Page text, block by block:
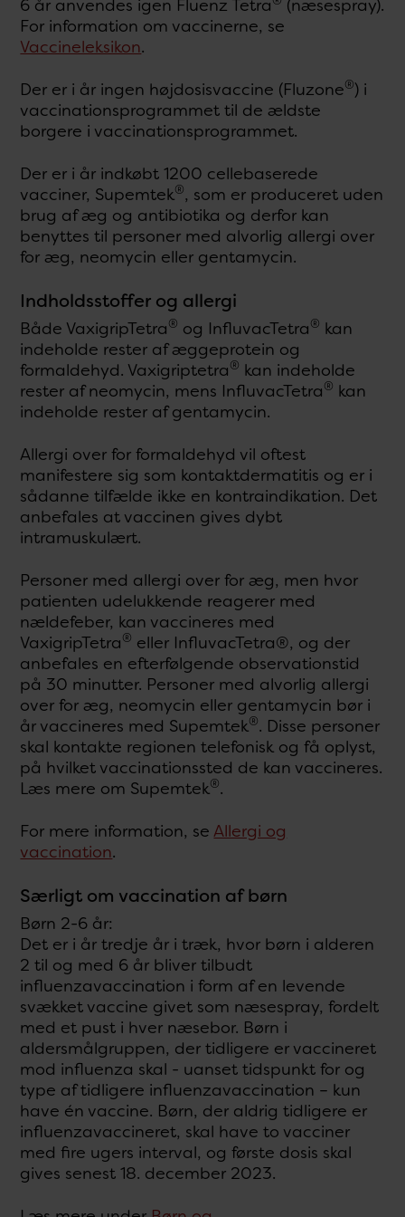
6 år anvendes igen Fluenz Tetra
(næsespray).
For information om vaccinerne, se
Vaccineleksikon.
Der er i år ingen højdosisvaccine (Fluzone®) i
vaccinationsprogrammet til de ældste
borgere i vaccinationsprogrammet.
Der er i år indkøbt 1200 cellebaserede
vacciner, Supemtek®, som er produceret uden
brug af æg og antibiotika og derfor kan
benyttes til personer med alvorlig allergi over
for æg, neomycin eller gentamycin.
Indholdsstoffer og allergi
Både VaxigripTetra® og InfluvacTetra® kan
indeholde rester af æggeprotein og
formaldehyd. Vaxigriptetra® kan indeholde
rester af neomycin, mens InfluvacTetra® kan
indeholde rester af gentamycin.
Allergi over for formaldehyd vil oftest
manifestere sig som kontaktdermatitis og er i
sådanne tilfælde ikke en kontraindikation. Det
anbefales at vaccinen gives dybt
intramuskulært.
Personer med allergi over for æg, men hvor
patienten udelukkende reagerer med
nældefeber, kan vaccineres med
VaxigripTetra® eller InfluvacTetra®, og der
anbefales en efterfølgende observationstid
på 30 minutter. Personer med alvorlig allergi
over for æg, neomycin eller gentamycin bør i
år vaccineres med Supemtek®. Disse personer
skal kontakte regionen telefonisk og få oplyst,
på hvilket vaccinationssted de kan vaccineres.
Læs mere om Supemtek®.
For mere information, seAllergi og
vaccination.
Særligt om vaccination af børn
Børn 2-6 år:
Det er i år tredje år i træk, hvor børn i alderen
2 til og med 6 år bliver tilbudt
influenzavaccination i form af en levende
svækket vaccine givet som næsespray, fordelt
med et pust i hver næsebor. Børn i
aldersmålgruppen, der tidligere er vaccineret
mod influenza skal - uanset tidspunkt for og
type af tidligere influenzavaccination – kun
have én vaccine. Børn, der aldrig tidligere er
influenzavaccineret, skal have to vacciner
med fire ugers interval, og første dosis skal
gives senest 18. december 2023.